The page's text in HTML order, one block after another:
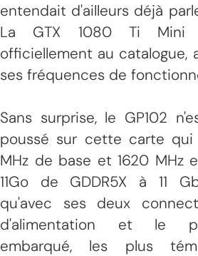
entendait d'ailleurs déjà
La GTX 1080 Ti Mini
officiellement au catalogue,
ses fréquences de
Sans surprise, le GP102
poussé sur cette carte qui
MHz de base et 1620 MHz
11Go de GDDR5X à 11
qu'avec ses deux
d'alimentation et le
embarqué, les plus